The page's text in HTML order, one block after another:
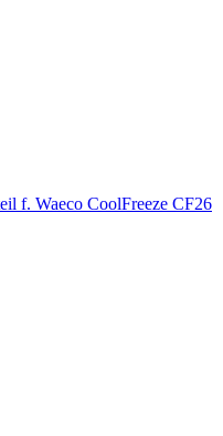
f. Waeco CoolFreeze CF26